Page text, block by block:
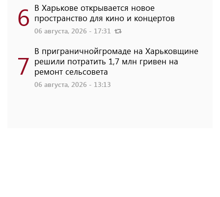
6 В Харькове открывается новое
пространство для кино и концертов
06 августа, 2026 - 17:31
7 В приграничнойгромаде на Харьковщине
решили потратить 1,7 млн ​​гривен на
ремонт сельсовета
06 августа, 2026 - 13:13